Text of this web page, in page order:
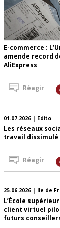
E-commerce :
amende record
AliExpress
Réagir
01.07.2026 | Edito
Les réseaux
travail dissimulé
Réagir
25.06.2026 | Ile de
L’École
client virtuel
futurs